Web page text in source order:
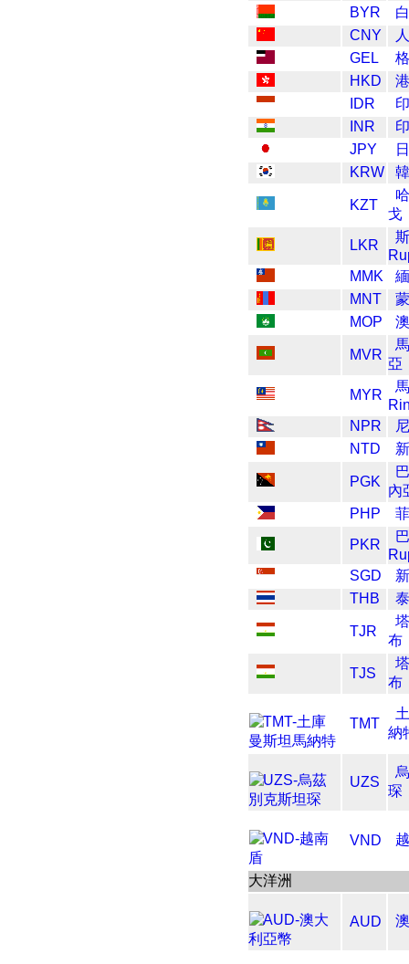
BYR
CNY
GEL
HKD
IDR
INR
JPY
KRW
KZT
戈
LKR
MMK
MNT
MOP
MVR
亞
MYR
NPR
NTD
PGK
內
PHP
PKR
SGD
THB
TJR
布
TJS
布
TMT
納
UZS
琛
VND
大洋洲
AUD